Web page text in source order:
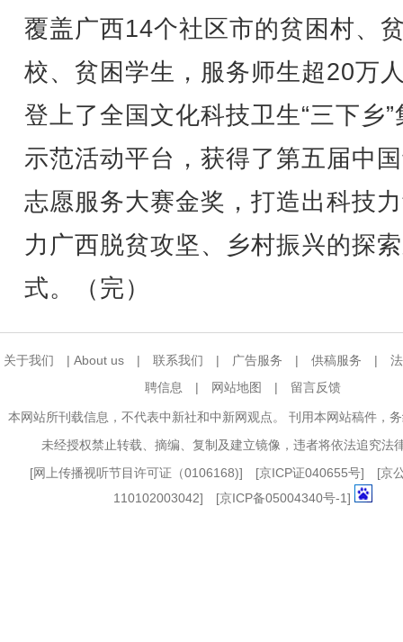
覆盖广西14个社区市的贫困村、
校、贫困学生，服务师生超20万
登上了全国文化科技卫生“三下乡”
示范活动平台，获得了第五届中
志愿服务大赛金奖，打造出科技
力广西脱贫攻坚、乡村振兴的探
式。（完）
关于我们 | About us | 联系我们 | 广告服务 | 供稿服务 |
聘信息
| 网站地图 | 留言反馈
本网站所刊载信息，不代表中新社和中新网观点。 刊用本网站稿件，
未经授权禁止转载、摘编、复制及建立镜像，违者将依法追究法
[网上传播视听节目许可证（0106168)] [京ICP证040655号] [京
110102003042] [京ICP备05004340号-1]